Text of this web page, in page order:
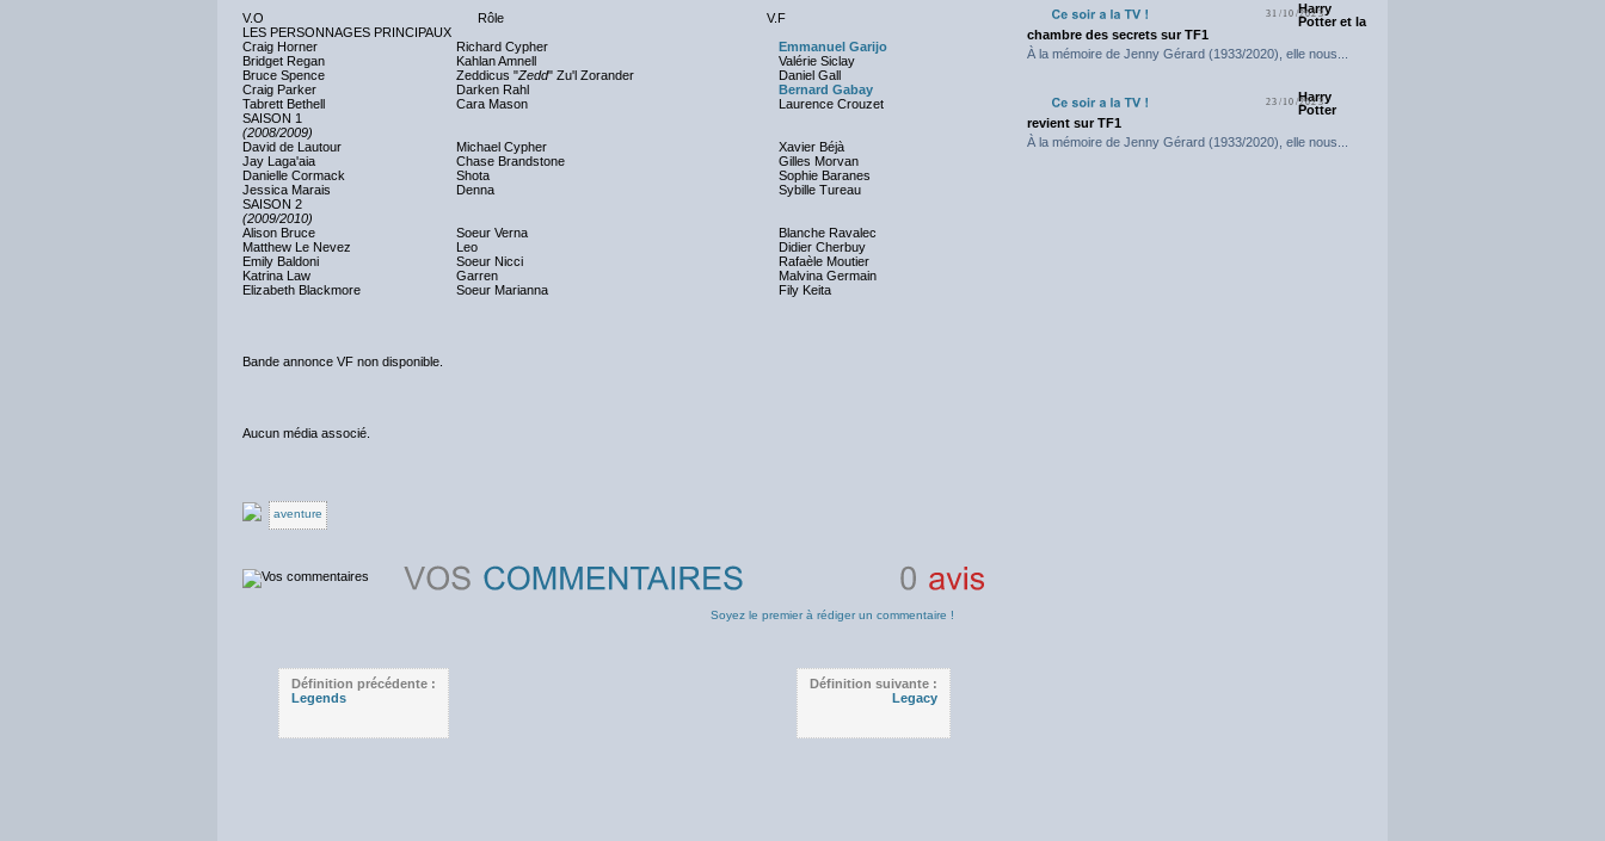
V.O Rôle
V.F
LES PERSONNAGES PRINCIPAUX
Craig Horner
Richard Cypher
Emmanuel Garijo
Bridget Regan
Kahlan Amnell
Valérie Siclay
Bruce Spence
Zeddicus "Zedd" Zu'l Zorander
Daniel Gall
Craig Parker
Darken Rahl
Bernard Gabay
Tabrett Bethell
Cara Mason
Laurence Crouzet
SAISON 1
(2008/2009)
David de Lautour
Michael Cypher
Xavier Béjà
Jay Laga'aia
Chase Brandstone
Gilles Morvan
Danielle Cormack
Shota
Sophie Baranes
Jessica Marais
Denna
Sybille Tureau
SAISON 2
(2009/2010)
Alison Bruce
Soeur Verna
Blanche Ravalec
Matthew Le Nevez
Leo
Didier Cherbuy
Emily Baldoni
Soeur Nicci
Rafaèle Moutier
Katrina Law
Garren
Malvina Germain
Elizabeth Blackmore
Soeur Marianna Fily Keita
Bande annonce VF non disponible.
Aucun média associé.
aventure
Soyez le premier à rédiger un commentaire !
Définition précédente :
Legends
Définition suivante :
Legacy
31/10/2023
Harry
Potter et la
chambre des secrets sur TF1
À la mémoire de Jenny Gérard (1933/2020), elle nous...
23/10/2023
Harry
Potter
revient sur TF1
À la mémoire de Jenny Gérard (1933/2020), elle nous...